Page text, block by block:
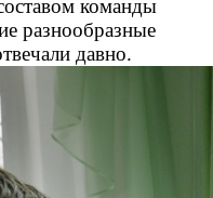
команды
разнообразные
давно.